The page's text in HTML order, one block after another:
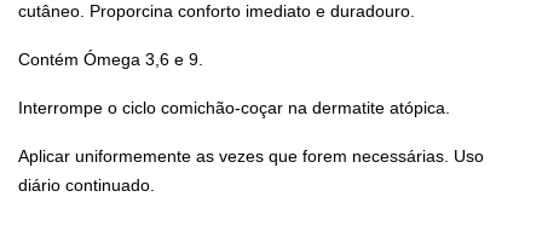
cutâneo. Proporcina conforto imediato e duradouro.
Contém Ómega 3,6 e 9.
Interrompe o ciclo comichão-coçar na dermatite atópica.
Aplicar uniformemente as vezes que forem necessárias. Uso
diário continuado.